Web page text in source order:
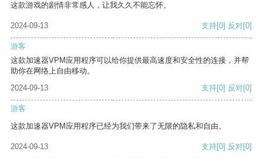
这款游戏的剧情非常感人，让我久久不能忘怀。
2024-09-13 支持[0] 反对[0]
游客
这款加速器VPM应用程序可以给你提供最高速度和安全性的连接，并帮
助你在网络上自由移动。
2024-09-13
支持[0] 反对[0]
游客
这款加速器VPM应用程序已经为我们带来了无限的隐私和自由。
2024-09-13 支持[0] 反对[0]